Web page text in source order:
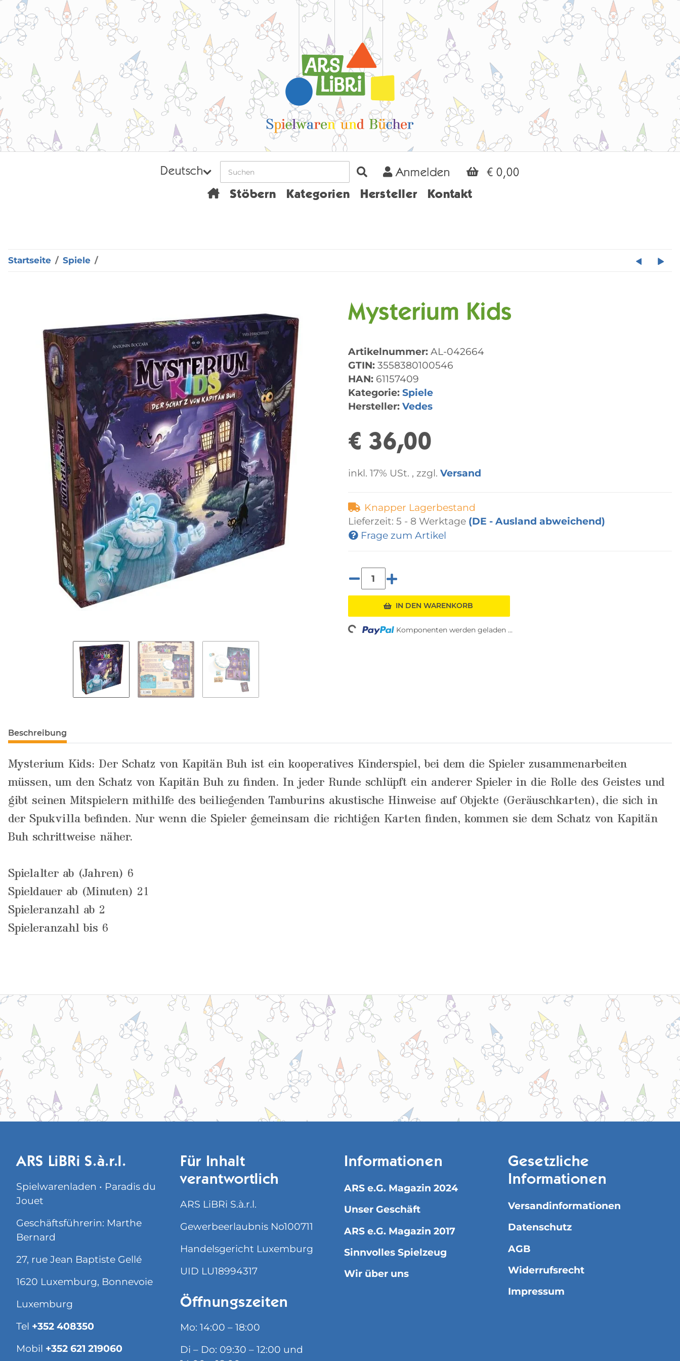
Deutsch
Home
Stöbern Kategorien Hersteller Kontakt
Anmelden € 0,00
Startseite Spiele
Mysterium Kids
Artikelnummer: AL-042664
GTIN: 3558380100546
HAN: 61157409
Kategorie: Spiele
Hersteller: Vedes
€ 36,00
inkl. 17% USt. , zzgl. Versand
Knapper Lagerbestand
Lieferzeit: 5 - 8 Werktage (DE - Ausland abweichend)
Frage zum Artikel
IN DEN WARENKORB
Loading... Komponenten werden geladen ...
Beschreibung
Mysterium Kids: Der Schatz von Kapitän Buh ist ein kooperatives Kinderspiel, bei dem die Spieler zusammenarbeiten
müssen, um den Schatz von Kapitän Buh zu finden. In jeder Runde schlüpft ein anderer Spieler in die Rolle des Geistes und
gibt seinen Mitspielern mithilfe des beiliegenden Tamburins akustische Hinweise auf Objekte (Geräuschkarten), die sich in
der Spukvilla befinden. Nur wenn die Spieler gemeinsam die richtigen Karten finden, kommen sie dem Schatz von Kapitän
Buh schrittweise näher.
Spielalter ab (Jahren) 6
Spieldauer ab (Minuten) 21
Spieleranzahl ab 2
Spieleranzahl bis 6
ARS LiBRi S.à.r.l.
Spielwarenladen • Paradis du
Jouet
Geschäftsführerin: Marthe
Bernard
27, rue Jean Baptiste Gellé
1620 Luxemburg, Bonnevoie
Luxemburg
Tel +352 408350
Mobil +352 621 219060
Für Inhalt
verantwortlich
ARS LiBRi S.à.r.l.
Gewerbeerlaubnis No100711
Handelsgericht Luxemburg
UID LU18994317
Öffnungszeiten
Mo: 14:00 – 18:00
Di – Do: 09:30 – 12:00 und
Informationen
ARS e.G. Magazin 2024
Unser Geschäft
ARS e.G. Magazin 2017
Sinnvolles Spielzeug
Wir über uns
Gesetzliche
Informationen
Versandinformationen
Datenschutz
AGB
Widerrufsrecht
Impressum